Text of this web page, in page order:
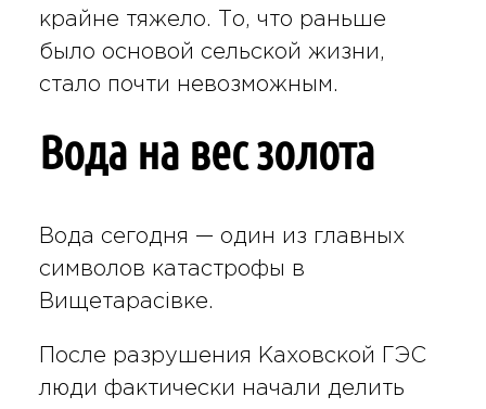
крайне тяжело. То, что раньше
было основой сельской жизни,
стало почти невозможным.
Вода на вес золота
Вода сегодня — один из главных
символов катастрофы в
Вищетарасівке.
После разрушения Каховской ГЭС
люди фактически начали делить